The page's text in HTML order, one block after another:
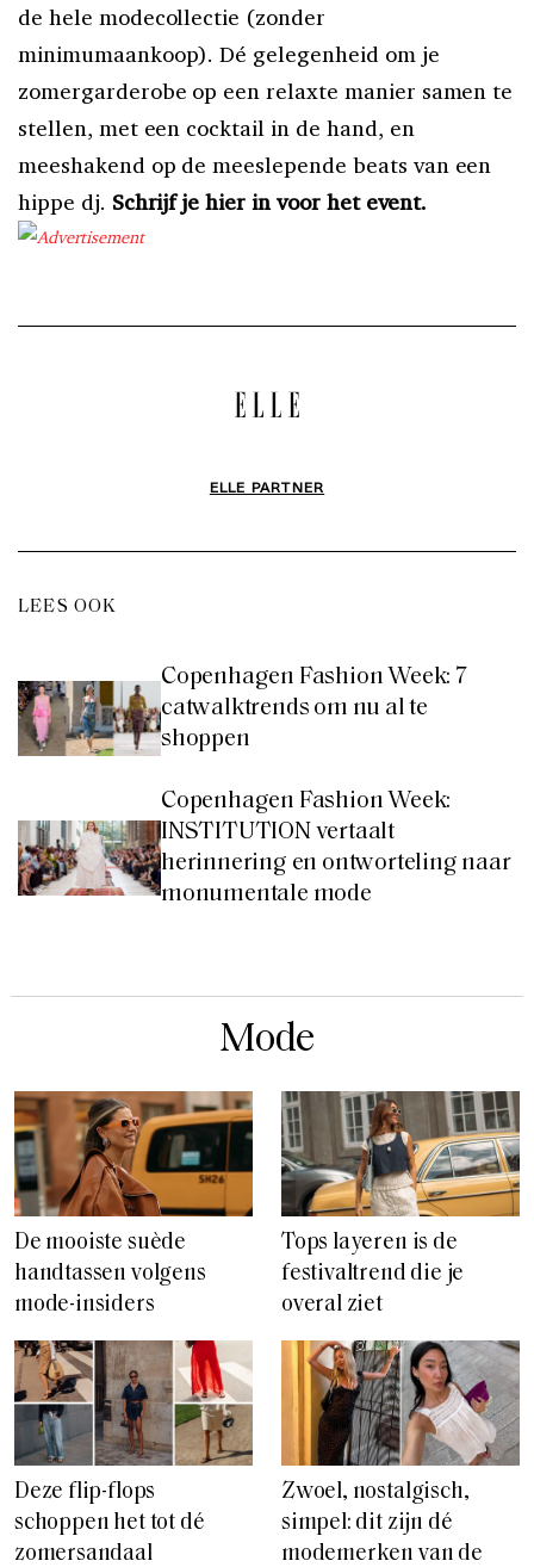
de hele modecollectie (zonder
minimumaankoop). Dé gelegenheid om je
zomergarderobe op een relaxte manier samen te
stellen, met een cocktail in de hand, en
meeshakend op de meeslepende beats van een
hippe dj. Schrijf je hier in voor het event.
ELLE PARTNER
LEES OOK
Copenhagen Fashion Week: 7
catwalktrends om nu al te
shoppen
Copenhagen Fashion Week:
INSTITUTION vertaalt
herinnering en ontworteling naar
monumentale mode
Mode
De mooiste suède
handtassen volgens
mode-insiders
Tops layeren is de
festivaltrend die je
overal ziet
Deze flip-flops
schoppen het tot dé
zomersandaal
Zwoel, nostalgisch,
simpel: dit zijn dé
modemerken van de